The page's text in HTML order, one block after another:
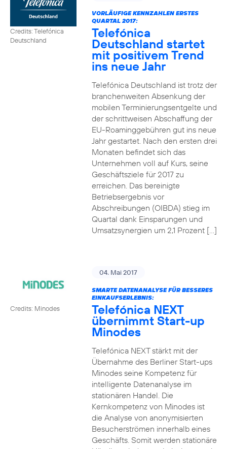
Credits: Telefónica
Deutschland
VORLÄUFIGE KENNZAHLEN ERSTES
QUARTAL 2017:
Telefónica
Deutschland startet
mit positivem Trend
ins neue Jahr
Telefónica Deutschland ist trotz der
branchenweiten Absenkung der
mobilen Terminierungsentgelte und
der schrittweisen Abschaffung der
EU-Roaminggebühren gut ins neue
Jahr gestartet. Nach den ersten drei
Monaten befindet sich das
Unternehmen voll auf Kurs, seine
Geschäftsziele für 2017 zu
erreichen. Das bereinigte
Betriebsergebnis vor
Abschreibungen (OIBDA) stieg im
Quartal dank Einsparungen und
Umsatzsynergien um 2,1 Prozent […]
Credits: Minodes
04. Mai 2017
SMARTE DATENANALYSE FÜR BESSERES
EINKAUFSERLEBNIS:
Telefónica NEXT
übernimmt Start-up
Minodes
Telefónica NEXT stärkt mit der
Übernahme des Berliner Start-ups
Minodes seine Kompetenz für
intelligente Datenanalyse im
stationären Handel. Die
Kernkompetenz von Minodes ist
die Analyse von anonymisierten
Besucherströmen innerhalb eines
Geschäfts. Somit werden stationäre